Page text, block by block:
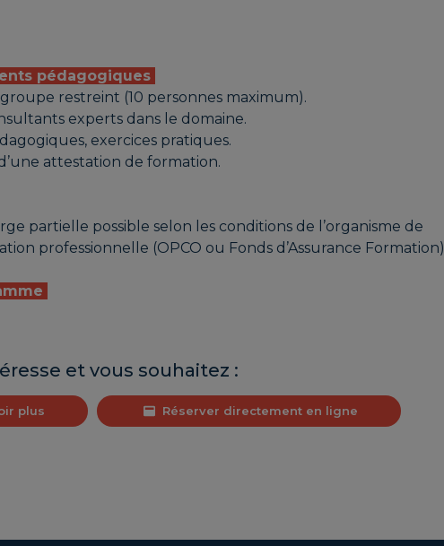
pédagogiques
restreint (10 personnes maximum).
experts dans le domaine.
exercices pratiques.
attestation de formation.
partielle possible selon les conditions de l’organisme de
professionnelle (OPCO ou Fonds d’Assurance Formation)
et vous souhaitez :
plus Réserver directement en ligne